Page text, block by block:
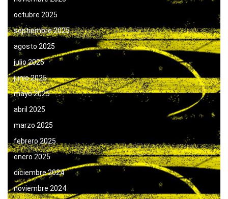
octubre 2025
septiembre 2025
agosto 2025
julio 2025
junio 2025
mayo 2025
abril 2025
marzo 2025
febrero 2025
enero 2025
diciembre 2024
noviembre 2024